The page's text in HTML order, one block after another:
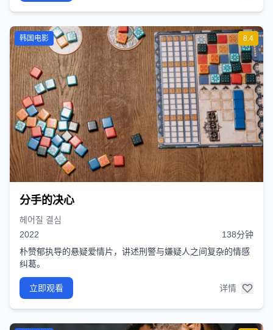
8.4
韩国电影
分手的决心
헤어질 결심
2022
138分钟
朴赞郁执导的悬疑爱情片，讲述刑警与嫌疑人之间复杂的情感
纠葛。
立即观看 详情